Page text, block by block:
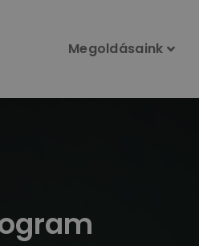
Megoldásaink